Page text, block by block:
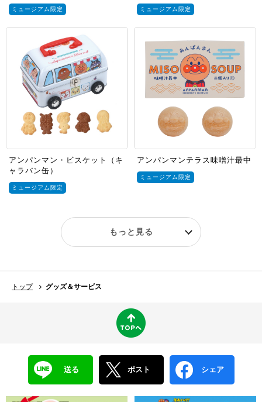
ミュージアム限定 ミュージアム限定
アンパンマン・ビスケット（キ
ャラバン缶）
ミュージアム限定
アンパンマンテラス味噌汁最中
ミュージアム限定
もっと見る
トップ グッズ＆サービス
送る ポスト シェア